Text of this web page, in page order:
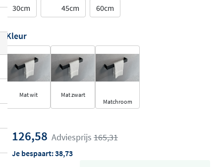
30cm 45cm 60cm
Kleur
Mat wit
Mat zwart
Matchroom
126,58 Adviesprijs 165,31
Je bespaart:38,73